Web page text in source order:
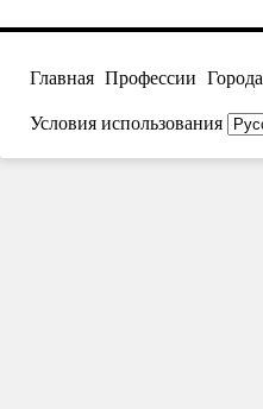
Главная Профессии Города
Условия использования